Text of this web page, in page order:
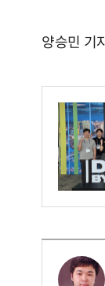
양승민 기